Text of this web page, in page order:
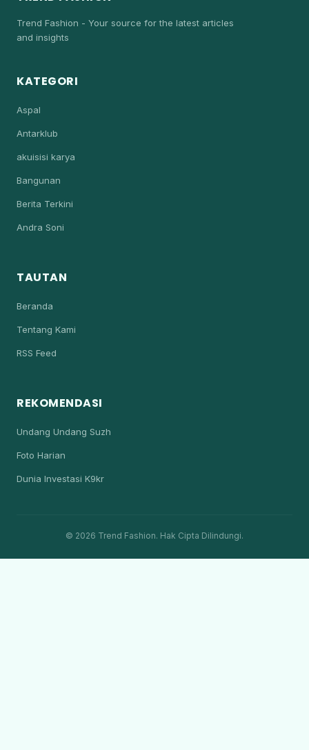
Trend Fashion - Your source for the latest articles
and insights
KATEGORI
Aspal
Antarklub
akuisisi karya
Bangunan
Berita Terkini
Andra Soni
TAUTAN
Beranda
Tentang Kami
RSS Feed
REKOMENDASI
Undang Undang Suzh
Foto Harian
Dunia Investasi K9kr
© 2026 Trend Fashion. Hak Cipta Dilindungi.